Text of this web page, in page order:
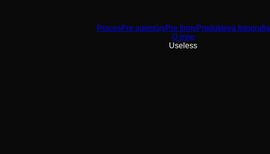
ProcesPre agentúryPre firmyProduktová fotografia
O mne
Useless